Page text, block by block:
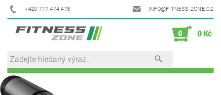
+420 777 474 478 INFO@FITNESS-ZONE.CZ
0 0 Kč